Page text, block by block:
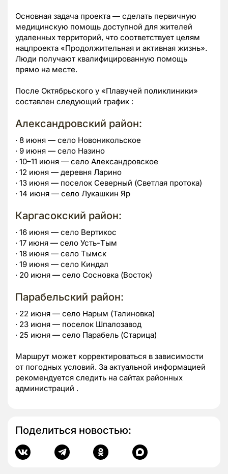
Основная задача проекта — сделать первичную
медицинскую помощь доступной для жителей
удаленных территорий, что соответствует целям
нацпроекта «Продолжительная и активная жизнь».
Люди получают квалифицированную помощь
прямо на месте.
После Октябрьского у «Плавучей поликлиники»
составлен следующий график :
Александровский район:
· 8 июня — село Новоникольское
· 9 июня — село Назино
· 10–11 июня — село Александровское
· 12 июня — деревня Ларино
· 13 июня — поселок Северный (Светлая протока)
· 14 июня — село Лукашкин Яр
Каргасокский район:
· 16 июня — село Вертикос
· 17 июня — село Усть-Тым
· 18 июня — село Тымск
· 19 июня — село Киндал
· 20 июня — село Сосновка (Восток)
Парабельский район:
· 22 июня — село Нарым (Талиновка)
· 23 июня — поселок Шпалозавод
· 25 июня — село Парабель (Старица)
Маршрут может корректироваться в зависимости
от погодных условий. За актуальной информацией
рекомендуется следить на сайтах районных
администраций .
Поделиться новостью: